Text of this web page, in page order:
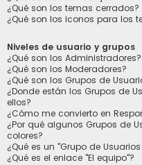
¿Qué son los temas cerrados?
¿Qué son los iconos para los
Niveles de usuario y grupos
¿Qué son los Administradores?
¿Qué son los Moderadores?
¿Qué son los Grupos de
¿Donde están los Grupos de
ellos?
¿Cómo me convierto en
¿Por qué algunos Grupos de
colores?
¿Qué es un "Grupo de
¿Qué es el enlace "El equipo"?